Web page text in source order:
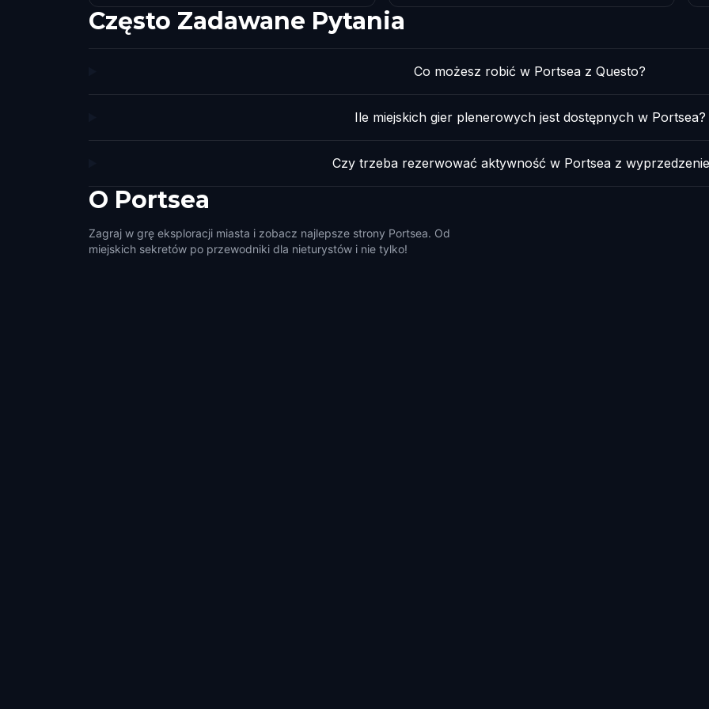
Często Zadawane Pytania
Co możesz robić w Portsea z Questo?
Ile miejskich gier plenerowych jest dostępnych w Portsea?
Czy trzeba rezerwować aktywność w Portsea z
O Portsea
Zagraj w grę eksploracji miasta i zobacz najlepsze strony Portsea. Od
miejskich sekretów po przewodniki dla nieturystów i nie tylko!